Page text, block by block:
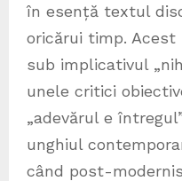
în esență textul
oricărui timp.
sub implicativul
unele critici
„adevărul e
unghiul
când post-